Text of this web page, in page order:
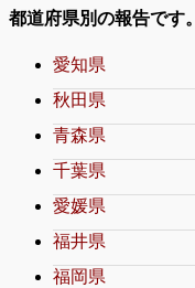
都道府県別の報告です。
愛知県
秋田県
青森県
千葉県
愛媛県
福井県
福岡県